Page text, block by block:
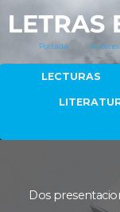
Portada Autores
LECTURAS
Dos